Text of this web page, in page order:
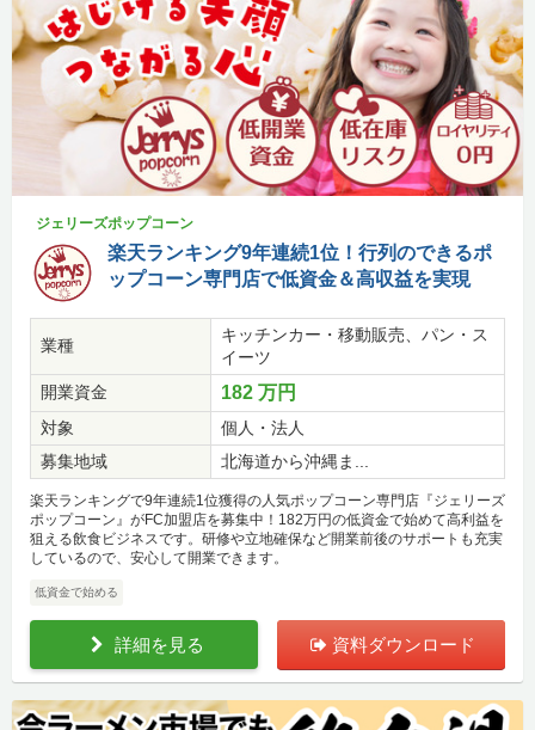
ジェリーズポップコーン
楽天ランキング9年連続1位！行列のできるポ
ップコーン専門店で低資金＆高収益を実現
業種
キッチンカー・移動販売、パン・ス
イーツ
開業資金
182 万円
対象
個人・法人
募集地域
北海道から沖縄ま...
楽天ランキングで9年連続1位獲得の人気ポップコーン専門店『ジェリーズ
ポップコーン』がFC加盟店を募集中！182万円の低資金で始めて高利益を
狙える飲食ビジネスです。研修や立地確保など開業前後のサポートも充実
しているので、安心して開業できます。
低資金で始める
詳細を見る 資料ダウンロード